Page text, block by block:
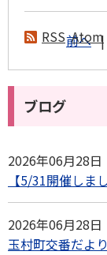
RSS Atom
前へ |
ブログ
2026年06月28日
【5/31開催しま
2026年06月28日
玉村町交番だより